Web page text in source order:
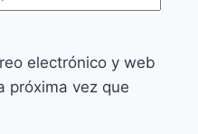
electrónico y web
próxima vez que